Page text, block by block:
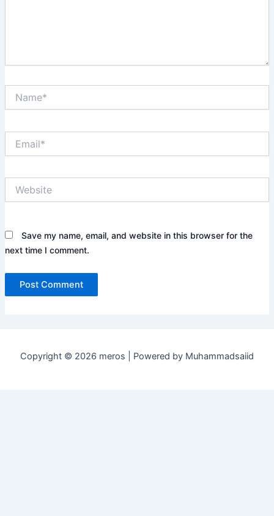
Save my name, email, and website in this browser for the
next time I comment.
Copyright © 2026 meros | Powered by Muhammadsaiid